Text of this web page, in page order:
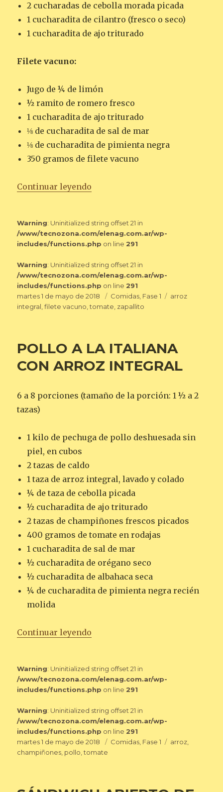
2 cucharadas de cebolla morada picada
1 cucharadita de cilantro (fresco o seco)
1 cucharadita de ajo triturado
Filete vacuno:
Jugo de ¼ de limón
½ ramito de romero fresco
1 cucharadita de ajo triturado
⅛ de cucharadita de sal de mar
⅛ de cucharadita de pimienta negra
350 gramos de filete vacuno
Continuar leyendo
Warning: Uninitialized string offset 21 in
/www/tecnozona.com/elenag.com.ar/wp-
includes/functions.php on line 291
Warning: Uninitialized string offset 21 in
/www/tecnozona.com/elenag.com.ar/wp-
includes/functions.php on line 291
Publicado
el
martes 1 de mayo de 2018 Categorías
Comidas, Fase 1 Etiquetas
arroz
integral,filete vacuno,tomate, zapallito
POLLO A LA ITALIANA
CON ARROZ INTEGRAL
6 a 8 porciones (tamaño de la porción: 1 ½ a 2
tazas)
1 kilo de pechuga de pollo deshuesada sin
piel, en cubos
2 tazas de caldo
1 taza de arroz integral, lavado y colado
¼ de taza de cebolla picada
½ cucharadita de ajo triturado
2 tazas de champiñones frescos picados
400 gramos de tomate en rodajas
1 cucharadita de sal de mar
½ cucharadita de orégano seco
½ cucharadita de albahaca seca
¼ de cucharadita de pimienta negra recién
molida
Continuar leyendo
Warning: Uninitialized string offset 21 in
/www/tecnozona.com/elenag.com.ar/wp-
includes/functions.php on line 291
Warning: Uninitialized string offset 21 in
/www/tecnozona.com/elenag.com.ar/wp-
includes/functions.php on line 291
Publicado
el
martes 1 de mayo de 2018 Categorías
Comidas, Fase 1 Etiquetas
arroz,
champiñones, pollo,tomate